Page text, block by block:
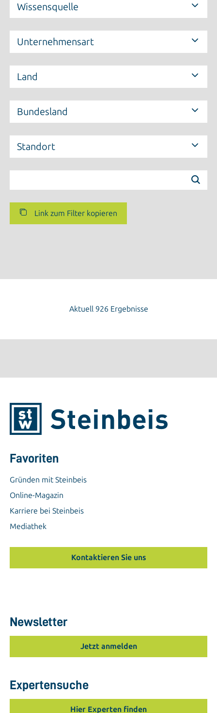
Wissensquelle
Unternehmensart
Land
Bundesland
Standort
Link zum Filter kopieren
Aktuell 926 Ergebnisse
Favoriten
Gründen mit Steinbeis
Online-Magazin
Karriere bei Steinbeis
Mediathek
Kontaktieren Sie uns
Newsletter
Jetzt anmelden
Expertensuche
Hier Experten finden